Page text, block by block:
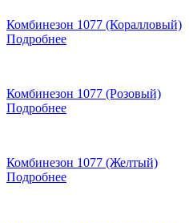
Комбинезон 1077 (Коралловый)
Подробнее
Комбинезон 1077 (Розовый)
Подробнее
Комбинезон 1077 (Желтый)
Подробнее